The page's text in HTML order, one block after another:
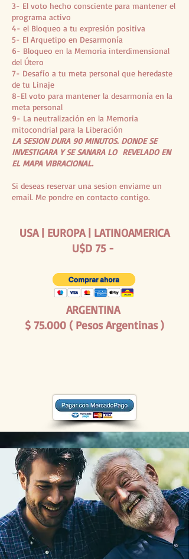
3- El voto hecho consciente para mantener el
programa activo
4- el Bloqueo a tu expresión positiva
5- El Arquetipo en Desarmonía
6- Bloqueo en la Memoria interdimensional
del Útero
7- Desafío a tu meta personal que heredaste
de tu Linaje
8-El voto para mantener la desarmonía en la
meta personal
9- La neutralización en la Memoria
mitocondrial para la Liberación
LA SESION DURA 90 MINUTOS. DONDE SE
INVESTIGARA Y SE SANARA LO REVELADO EN
EL MAPA VIBRACIONAL.
Si deseas reservar una sesion enviame un
email. Me pondre en contacto contigo.
USA | EUROPA | LATINOAMERICA
U$D 75 -
ARGENTINA
$ 75.000 ( Pesos Argentinas )